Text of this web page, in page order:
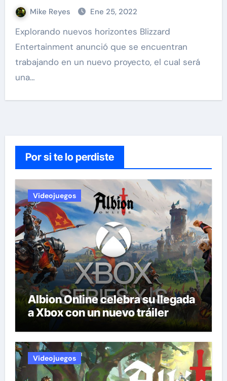
Mike Reyes Ene 25, 2022
Explorando nuevos horizontes Blizzard
Entertainment anunció que se encuentran
trabajando en un nuevo proyecto, el cual será
una…
Por si te lo perdiste
Videojuegos
Albion Online celebra su llegada
a Xbox con un nuevo tráiler
Videojuegos